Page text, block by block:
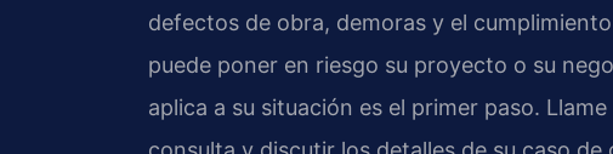
defectos de obra, demoras y el
puede poner en riesgo su proyecto o su
aplica a su situación es el primer paso.